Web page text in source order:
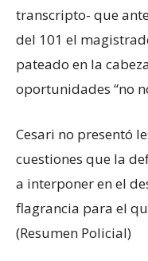
transcripto- que
del 101 el
pateado en la
oportunidades “no
Cesari no presentó
cuestiones que la
a interponer en el
flagrancia para el
(Resumen Policial)